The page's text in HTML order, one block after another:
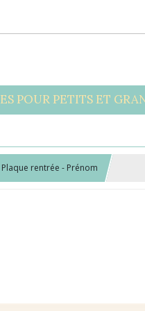
POUR PETITS ET
Plaque rentrée - Prénom